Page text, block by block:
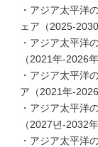
・アジア太平洋
ェア（2025-2030
・アジア太平洋
（2021年-2026年
・アジア太平洋
ア（2021年-2026
・アジア太平洋
（2027년-2032年
・アジア太平洋